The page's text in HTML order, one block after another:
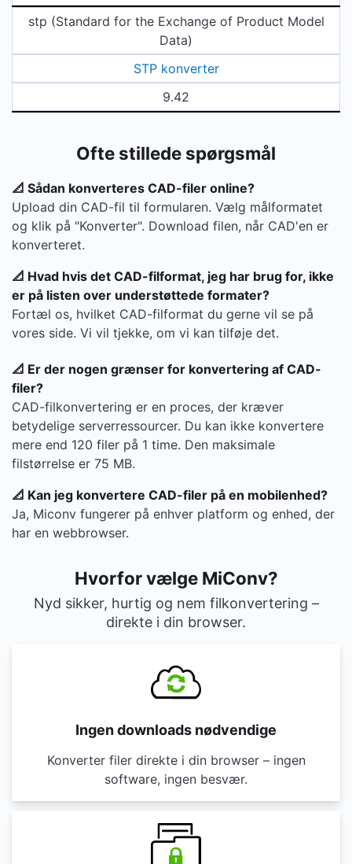
stp (Standard for the Exchange of Product Model
Data)
STP konverter
9.42
Ofte stillede spørgsmål
📐 Sådan konverteres CAD-filer online?
Upload din CAD-fil til formularen. Vælg målformatet
og klik på "Konverter". Download filen, når CAD'en er
konverteret.
📐 Hvad hvis det CAD-filformat, jeg har brug for, ikke
er på listen over understøttede formater?
Fortæl os, hvilket CAD-filformat du gerne vil se på
vores side. Vi vil tjekke, om vi kan tilføje det.
📐 Er der nogen grænser for konvertering af CAD-
filer?
CAD-filkonvertering er en proces, der kræver
betydelige serverressourcer. Du kan ikke konvertere
mere end 120 filer på 1 time. Den maksimale
filstørrelse er 75 MB.
📐 Kan jeg konvertere CAD-filer på en mobilenhed?
Ja, Miconv fungerer på enhver platform og enhed, der
har en webbrowser.
Hvorfor vælge MiConv?
Nyd sikker, hurtig og nem filkonvertering –
direkte i din browser.
Ingen downloads nødvendige
Konverter filer direkte i din browser – ingen
software, ingen besvær.